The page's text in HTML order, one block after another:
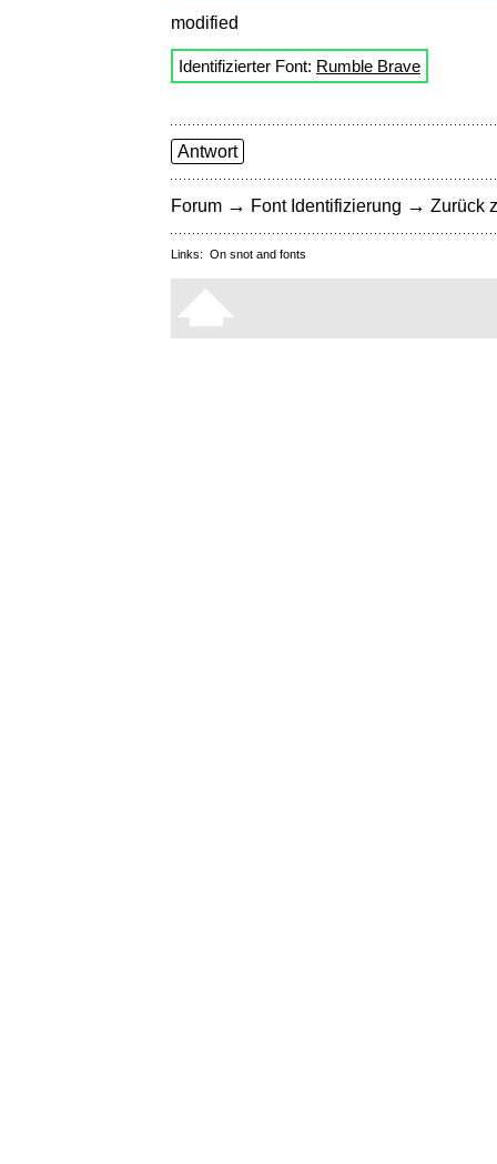
modified
Identifizierter Font: Rumble Brave
Antwort
Forum → Font Identifizierung → Zurück
Links: On snot and fonts